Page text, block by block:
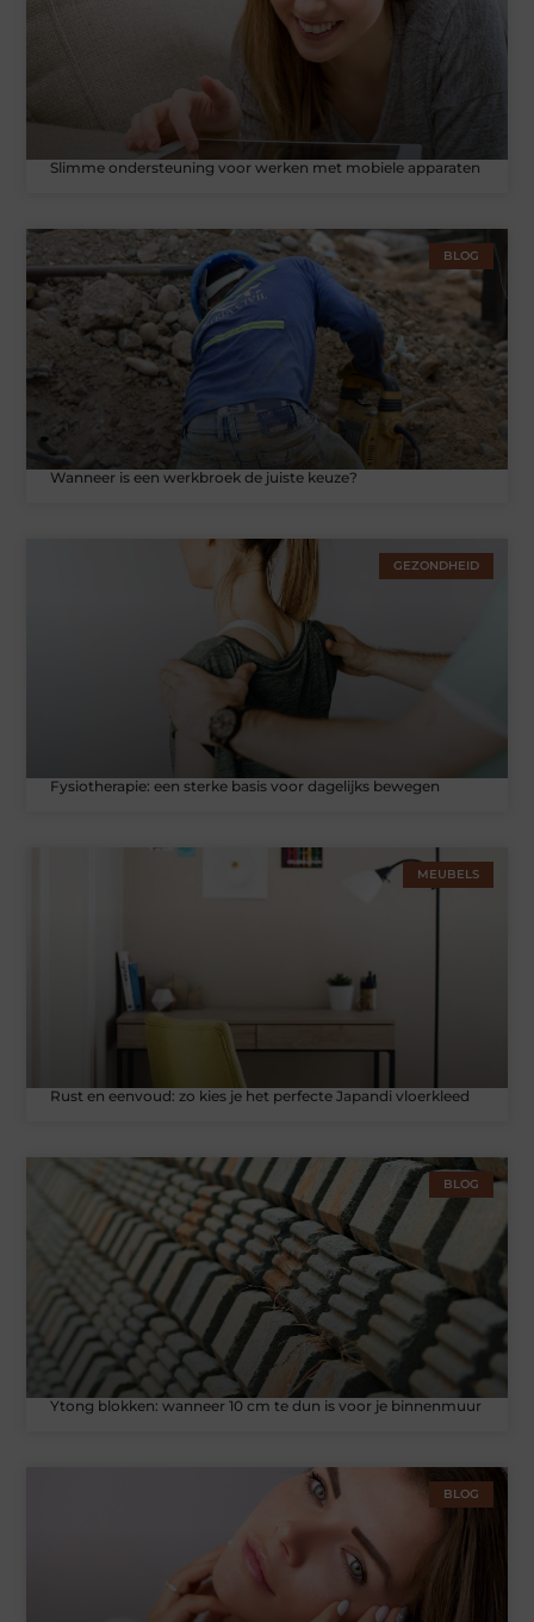
Slimme ondersteuning voor werken met mobiele apparaten
BLOG
Wanneer is een werkbroek de juiste keuze?
GEZONDHEID
Fysiotherapie: een sterke basis voor dagelijks bewegen
MEUBELS
Rust en eenvoud: zo kies je het perfecte Japandi vloerkleed
BLOG
Ytong blokken: wanneer 10 cm te dun is voor je binnenmuur
BLOG